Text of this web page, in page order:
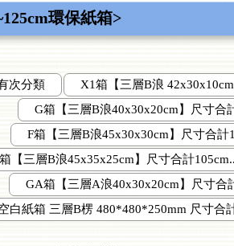
環保紙箱>
次分類 X1箱【三層B浪
G箱【三層B浪40x30x20cm】尺寸合
F箱【三層B浪45x30x30cm】尺寸合計
【三層B浪45x35x25cm】尺寸合計
GA箱【三層A浪40x30x20cm】尺寸合
白紙箱 三層B楞 480*480*250mm 尺寸合